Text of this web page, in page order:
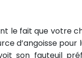
le fait que votre
d’angoisse pour
son fauteuil